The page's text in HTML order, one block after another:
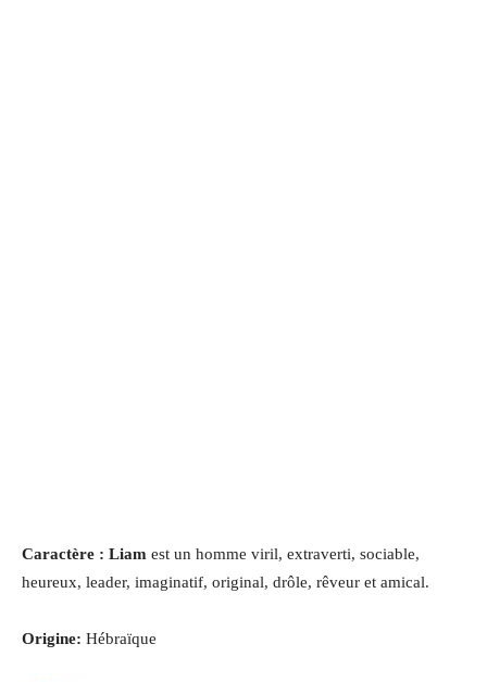
Caractère : Liam est un homme viril, extraverti, sociable,
heureux, leader, imaginatif, original, drôle, rêveur et amical.
Origine: Hébraïque